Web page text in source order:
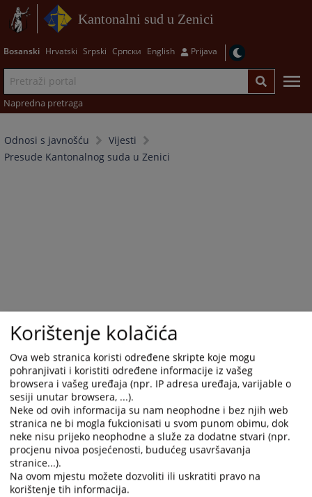
Kantonalni sud u Zenici
Bosanski Hrvatski Srpski Српски English Prijava
Napredna pretraga
Odnosi s javnošću
Vijesti
Presude Kantonalnog suda u Zenici
Trenutno nema vijesti
Korištenje kolačića
Ova web stranica koristi određene skripte koje mogu
pohranjivati i koristiti određene informacije iz vašeg
browsera i vašeg uređaja (npr. IP adresa uređaja, varijable o
sesiji unutar browsera, ...).
Neke od ovih informacija su nam neophodne i bez njih web
stranica ne bi mogla fukcionisati u svom punom obimu, dok
neke nisu prijeko neophodne a služe za dodatne stvari (npr.
procjenu nivoa posjećenosti, budućeg usavršavanja
stranice...).
Na ovom mjestu možete dozvoliti ili uskratiti pravo na
korištenje tih informacija.